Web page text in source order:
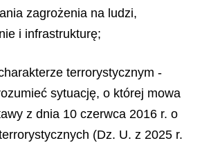
zagrożenia na ludzi,
i infrastrukturę;
terrorystycznym -
sytuację, o której mowa
z dnia 10 czerwca 2016 r. o
(Dz. U. z 2025 r.